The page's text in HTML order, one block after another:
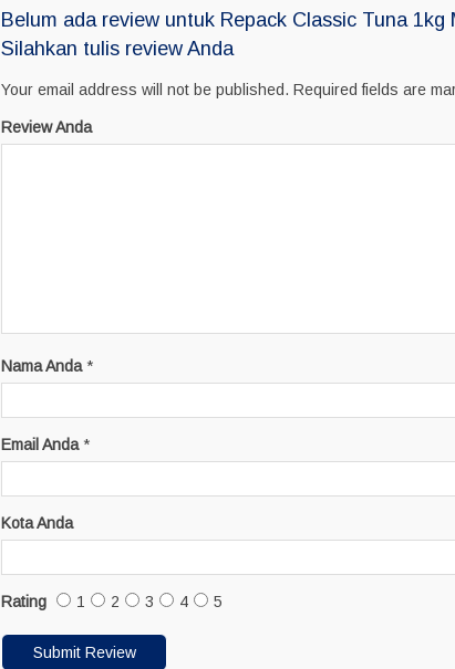
Belum ada review untuk Repack Classic Tuna 1kg
Silahkan tulis review Anda
Your email address will not be published. Required fields are
Review Anda
Nama Anda *
Email Anda *
Kota Anda
Rating 1 2 3 4 5